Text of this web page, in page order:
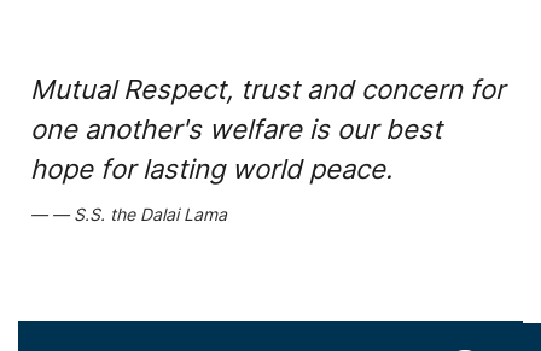
Mutual Respect, trust and concern for
one another's welfare is our best
hope for lasting world peace.
S.S. the Dalai Lama